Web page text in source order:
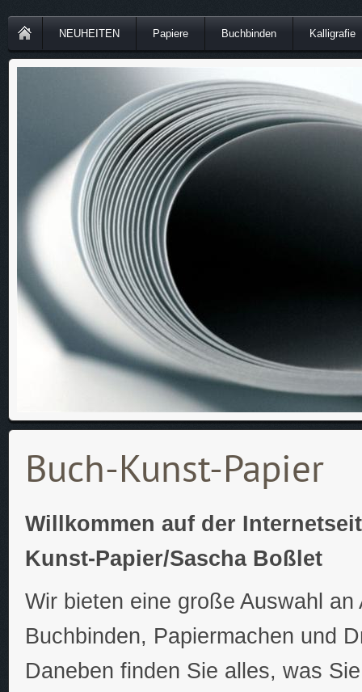
NEUHEITEN Papiere Buchbinden Kalligrafie
Buch-Kunst-Papier
Willkommen auf der
Kunst-Papier/Sascha Boßlet
Wir bieten eine große Auswahl an
Buchbinden, Papiermachen und
Daneben finden Sie alles, was